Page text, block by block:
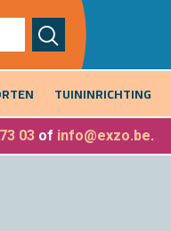
TUININRICHTING
03 of info@exzo.be.